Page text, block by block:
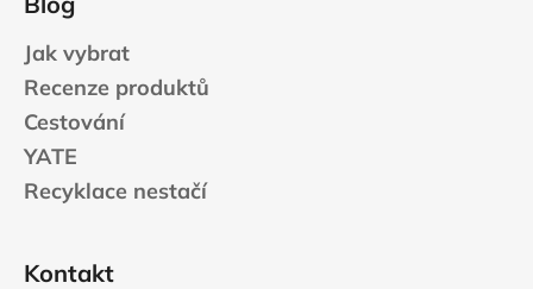
Jak vybrat
Recenze produktů
Cestování
YATE
Recyklace nestačí
Kontakt